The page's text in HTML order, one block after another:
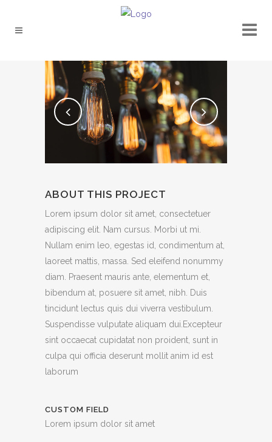
ABOUT THIS PROJECT
Lorem ipsum dolor sit amet, consectetuer
adipiscing elit. Nam cursus. Morbi ut mi.
Nullam enim leo, egestas id, condimentum at,
laoreet mattis, massa. Sed eleifend nonummy
diam. Praesent mauris ante, elementum et,
bibendum at, posuere sit amet, nibh. Duis
tincidunt lectus quis dui viverra vestibulum.
Suspendisse vulputate aliquam dui.Excepteur
sint occaecat cupidatat non proident, sunt in
culpa qui officia deserunt mollit anim id est
laborum
CUSTOM FIELD
Lorem ipsum dolor sit amet